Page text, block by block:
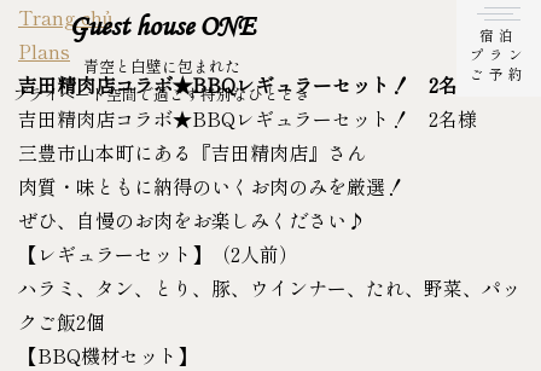
Guest house ONE
青空と白壁に包まれた
プライベート空間で過ごす特別なひととき
宿泊
プラン
ご予約
Trang chủ
Plans
吉田精肉店コラボ★BBQレギュラーセット！ 2名様
吉田精肉店コラボ★BBQレギュラーセット！ 2名様
三豊市山本町にある『吉田精肉店』さん
肉質・味ともに納得のいくお肉のみを厳選！
ぜひ、自慢のお肉をお楽しみください♪
【レギュラーセット】（2人前）
ハラミ、タン、とり、豚、ウインナー、たれ、野菜、パッ
クご飯2個
【BBQ機材セット】